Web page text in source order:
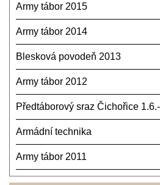
Army tábor 2015
Army tábor 2014
Blesková povodeň 2013
Army tábor 2012
Předtáborový sraz Čichořice
Armádní technika
Army tábor 2011